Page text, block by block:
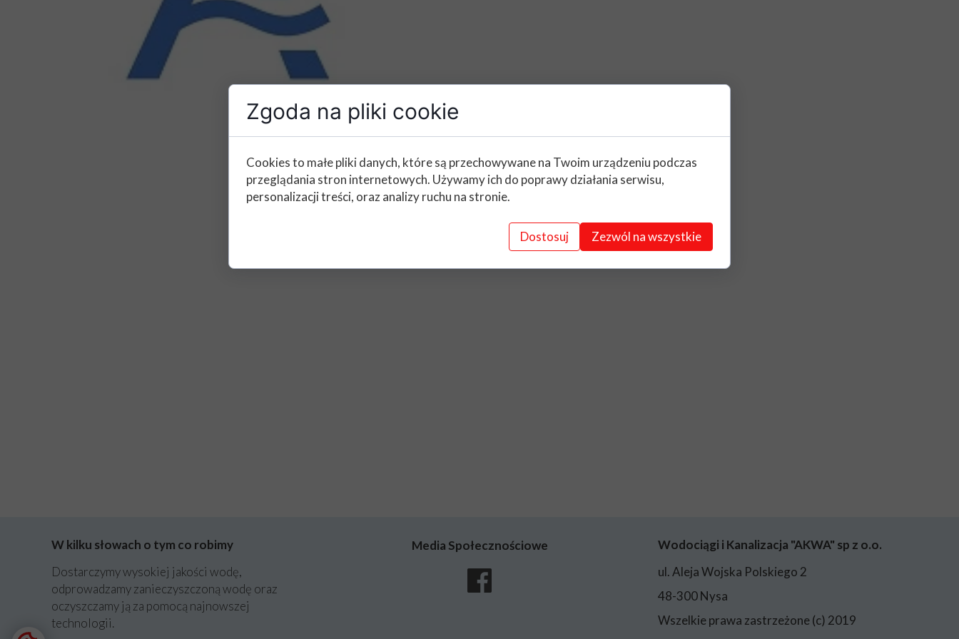
Wodociągi i Kanalizacja "AKWA" sp z o.o.
ul. Aleja Wojska Polskiego 2
48-300 Nysa
Wszelkie prawa zastrzeżone (c) 2019
Dostarczymy wysokiej jakości wodę,
odprowadzamy zanieczyszczoną wodę oraz
oczyszczamy ją za pomocą najnowszej
technologii.
W kilku słowach o tym co robimy Media Społecznościowe
Zgoda na pliki cookie
Cookies to małe pliki danych, które są przechowywane na Twoim urządzeniu podczas
przeglądania stron internetowych. Używamy ich do poprawy działania serwisu,
personalizacji treści, oraz analizy ruchu na stronie.
Dostosuj Zezwól na wszystkie